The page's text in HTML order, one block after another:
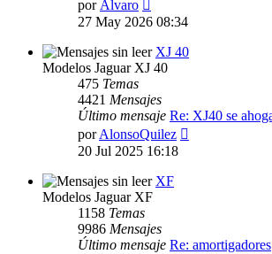
porÁlvaro
último
27 May 2026 08:34
XJ 40
Modelos Jaguar XJ 40
475 Temas
4421 Mensajes
Último mensaje Re: XJ40 se
porAlonsoQuilez
20 Jul 2025 16:18
XF
Modelos Jaguar XF
1158 Temas
9986 Mensajes
Último mensaje Re: amortigadores